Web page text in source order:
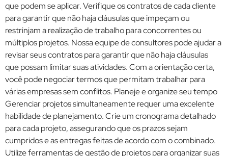
que podem se aplicar. Verifique os contratos de cada cliente
para garantir que não haja cláusulas que impeçam ou
restrinjam a realização de trabalho para concorrentes ou
múltiplos projetos. Nossa equipe de consultores pode ajudar a
revisar seus contratos para garantir que não haja cláusulas
que possam limitar suas atividades. Com a orientação certa,
você pode negociar termos que permitam trabalhar para
várias empresas sem conflitos. Planeje e organize seu tempo
Gerenciar projetos simultaneamente requer uma excelente
habilidade de planejamento. Crie um cronograma detalhado
para cada projeto, assegurando que os prazos sejam
cumpridos e as entregas feitas de acordo com o combinado.
Utilize ferramentas de gestão de projetos para organizar suas